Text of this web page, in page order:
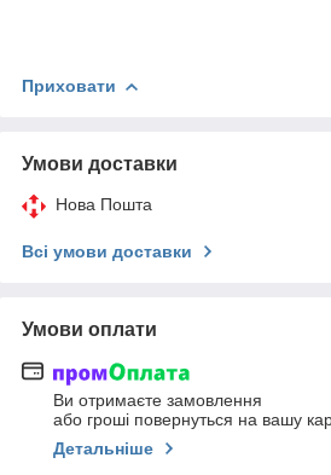
Приховати
Умови доставки
Нова Пошта
Всі умови доставки
Умови оплати
Ви отримаєте замовлення
або гроші повернуться на вашу
Детальніше